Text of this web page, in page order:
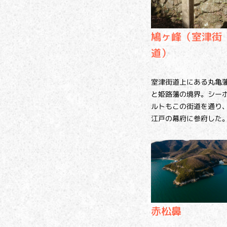
鳩ヶ峰（室津街
道）
室津街道上にある丸亀
と姫路藩の境界。シー
ルトもこの街道を通り
江戸の幕府に参府した
赤松鼻